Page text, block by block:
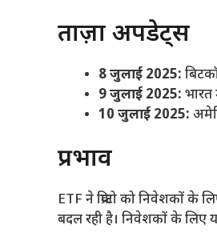
ताज़ा अपडेट्स
8 जुलाई 2025:
9 जुलाई 2025: भारत
10 जुलाई 2025:
प्रभाव
ETF ने क्रिप्टो को निवेशकों के
बदल रही है। निवेशकों के लिए